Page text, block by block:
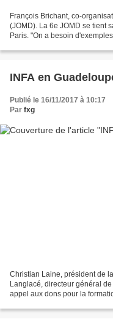
François Brichant, co-
(JOMD). La 6e JOMD se tient
Paris. "On a besoin
INFA en
Publié le 16/11/2017 à 10:17
Par fxg
Christian Laine, président de
Langlacé, directeur général de la Fondation. La
appel aux dons pour la